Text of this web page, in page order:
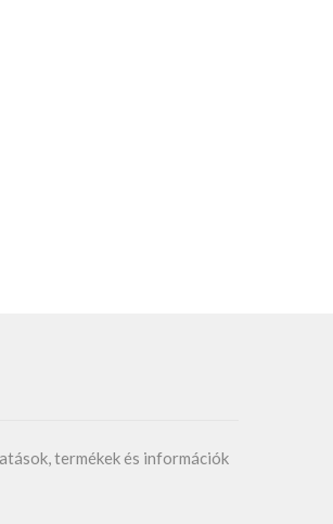
termékek és információk